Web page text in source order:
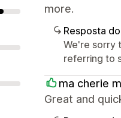
more.
Resposta
We're sorry
referring to
ma cherie
Great and